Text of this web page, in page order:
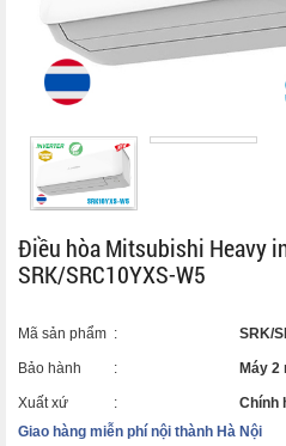
Điều hòa Mitsubishi Heavy
SRK/SRC10YXS-W5
Mã sản phẩm : SRK/
Bảo hành : Máy 2
Xuất xứ :
Chính
Giao hàng miễn phí nội thành Hà Nội